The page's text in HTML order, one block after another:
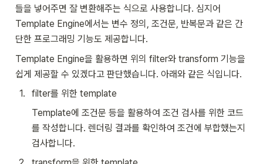
들을 넣어주면 잘 변환해주는 식으로 사용합니다. 심지어
Template Engine에서는 변수 정의, 조건문, 반복문과 같은 간
단한 프로그래밍 기능도 제공합니다.
Template Engine을 활용하면 위의 filter와 transform 기능을
쉽게 제공할 수 있겠다고 판단했습니다. 아래와 같은 식입니다.
1.
filter를 위한 template
Template에 조건문 등을 활용하여 조건 검사를 위한 코드
를 작성합니다. 렌더링 결과를 확인하여 조건에 부합했는지
검사합니다.